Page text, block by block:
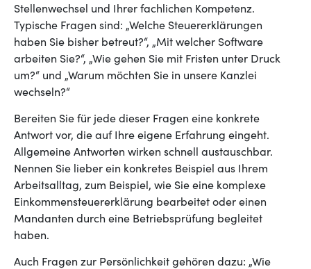
Stellenwechsel und Ihrer fachlichen Kompetenz.
Typische Fragen sind: „Welche Steuererklärungen
haben Sie bisher betreut?“, „Mit welcher Software
arbeiten Sie?“, „Wie gehen Sie mit Fristen unter Druck
um?“ und „Warum möchten Sie in unsere Kanzlei
wechseln?“
Bereiten Sie für jede dieser Fragen eine konkrete
Antwort vor, die auf Ihre eigene Erfahrung eingeht.
Allgemeine Antworten wirken schnell austauschbar.
Nennen Sie lieber ein konkretes Beispiel aus Ihrem
Arbeitsalltag, zum Beispiel, wie Sie eine komplexe
Einkommensteuererklärung bearbeitet oder einen
Mandanten durch eine Betriebsprüfung begleitet
haben.
Auch Fragen zur Persönlichkeit gehören dazu: „Wie